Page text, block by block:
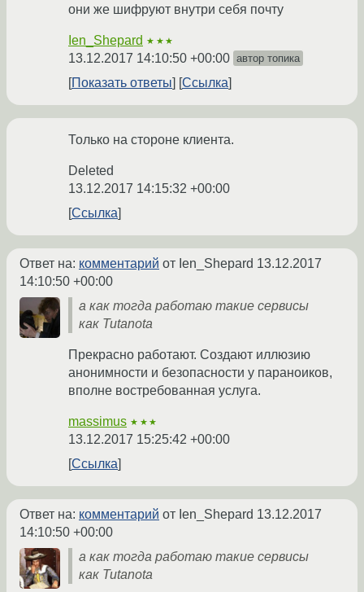
они же шифруют внутри себя почту
Ien_Shepard ★★★
13.12.2017 14:10:50 +00:00 автор топика
Показать ответы Ссылка
Только на стороне клиента.
Deleted
13.12.2017 14:15:32 +00:00
Ссылка
Ответ на: комментарий от Ien_Shepard 13.12.2017
14:10:50 +00:00
а как тогда работаю такие сервисы
как Tutanota
Прекрасно работают. Создают иллюзию
анонимности и безопасности у параноиков,
вполне востребованная услуга.
massimus ★★★
13.12.2017 15:25:42 +00:00
Ссылка
Ответ на: комментарий от Ien_Shepard 13.12.2017
14:10:50 +00:00
а как тогда работаю такие сервисы
как Tutanota